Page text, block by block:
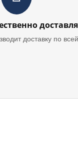
доставку по